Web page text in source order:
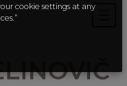
cookie settings at any